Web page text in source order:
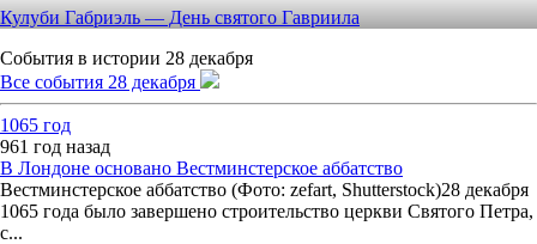
Кулуби Габриэль — День святого Гавриила
События в истории 28 декабря
Все события 28 декабря
1065 год
961 год назад
В Лондоне основано Вестминстерское аббатство
Вестминстерское аббатство (Фото: zefart, Shutterstock)28 декабря
1065 года было завершено строительство церкви Святого Петра,
с...